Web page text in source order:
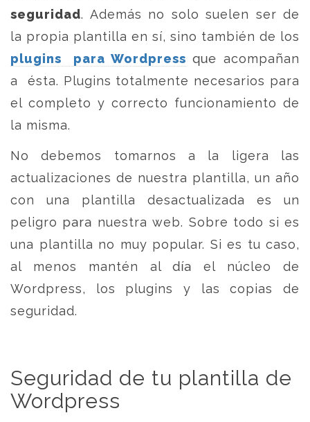
seguridad. Además no solo suelen ser de
la propia plantilla en sí, sino también de los
plugins para Wordpress que acompañan
a ésta. Plugins totalmente necesarios para
el completo y correcto funcionamiento de
la misma.
No debemos tomarnos a la ligera las
actualizaciones de nuestra plantilla, un año
con una plantilla desactualizada es un
peligro para nuestra web. Sobre todo si es
una plantilla no muy popular. Si es tu caso,
al menos mantén al día el núcleo de
Wordpress, los plugins y las copias de
seguridad.
Seguridad de tu plantilla de
Wordpress